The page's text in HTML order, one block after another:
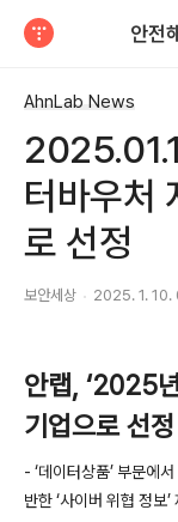
안전
AhnLab News
터바우처
로 선정
보안세상 2025. 1. 10.
안랩, ‘2025
기업으로 선정
- ‘데이터상품’ 부문에
반한 ‘사이버 위협 정보’